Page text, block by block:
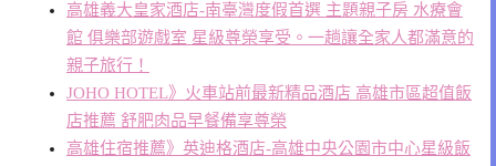
高雄義大皇家酒店-南臺灣度假首選 主題親子房 水療會
館 俱樂部遊戲室 星級尊榮享受。一趟讓全家人都滿意的
親子旅行！
JOHO HOTEL》火車站前最新精品酒店 高雄市區超值飯
店推薦 舒肥肉品早餐備享尊榮
高雄住宿推薦》英迪格酒店-高雄中央公園市中心星級飯